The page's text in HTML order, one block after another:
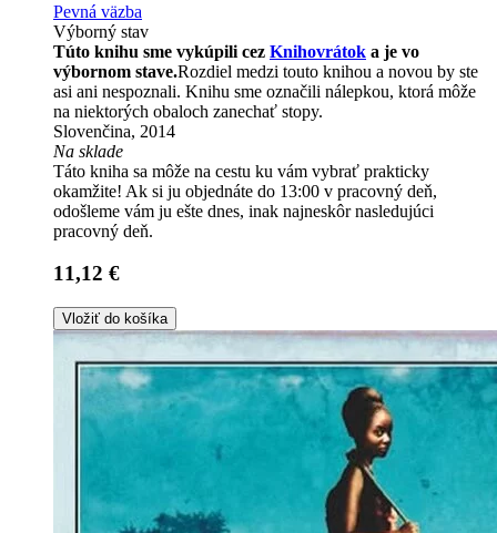
Pevná väzba
Výborný stav
Túto knihu sme vykúpili cez Knihovrátok a je vo
výbornom stave.Rozdiel medzi touto knihou a novou by ste
asi ani nespoznali. Knihu sme označili nálepkou, ktorá môže
na niektorých obaloch zanechať stopy.
Slovenčina, 2014
Na sklade
Táto kniha sa môže na cestu ku vám vybrať prakticky
okamžite! Ak si ju objednáte do 13:00 v pracovný deň,
odošleme vám ju ešte dnes, inak najneskôr nasledujúci
pracovný deň.
11,12 €
Vložiť do košíka